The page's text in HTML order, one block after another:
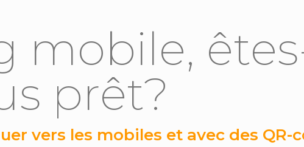
mobile,
prêt?
vers les mobiles et avec des QR-